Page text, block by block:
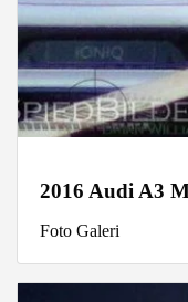
2016 Audi A3
Foto Galeri